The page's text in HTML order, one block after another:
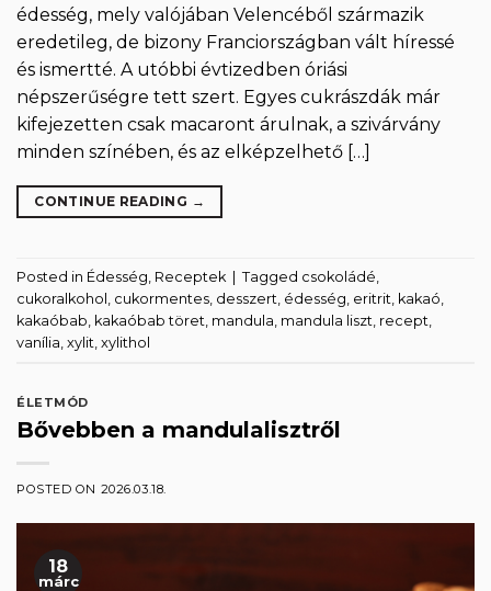
édesség, mely valójában Velencéből származik
eredetileg, de bizony Franciországban vált híressé
és ismertté. A utóbbi évtizedben óriási
népszerűségre tett szert. Egyes cukrászdák már
kifejezetten csak macaront árulnak, a szivárvány
minden színében, és az elképzelhető […]
CONTINUE READING →
Posted in Édesség Receptek | Tagged csokoládé
cukoralkohol cukormentes desszert édesség eritrit kakaó
kakaóbab kakaóbab töret mandula mandula liszt recept
vanília xylit xylithol
ÉLETMÓD
Bővebben a mandulalisztről
POSTED ON 2026.03.18.
18
márc